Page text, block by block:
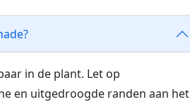
in de plant. Let op
en uitgedroogde randen aan het